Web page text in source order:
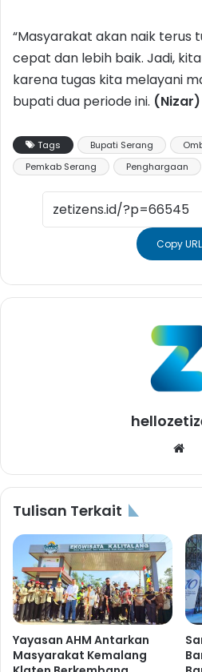
“Masyarakat akan naik terus
cepat dan lebih baik. Jadi,
karena tugas kita melayani
bupati dua periode ini. (Nizar)
Tags Bupati Serang
Pemkab Serang
Penghargaan
Copy URL
Tulisan Terkait
Yayasan AHM Antarkan
Masyarakat Kemalang